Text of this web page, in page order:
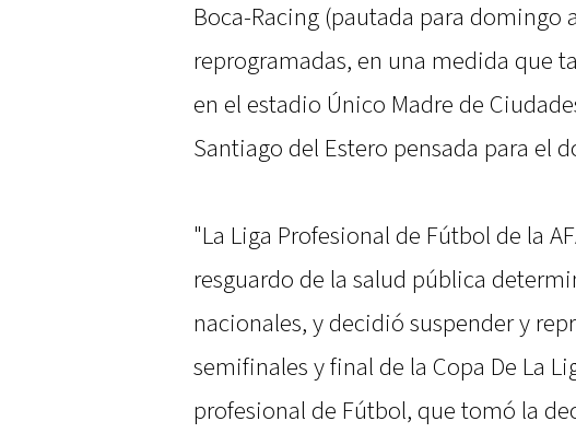
Boca-Racing (pautada para domingo
reprogramadas, en una medida que
en el estadio Único Madre de
Santiago del Estero pensada para el
"La Liga Profesional de Fútbol de la
resguardo de la salud pública
nacionales, y decidió suspender y
semifinales y final de la Copa De La
profesional de Fútbol, que tomó la